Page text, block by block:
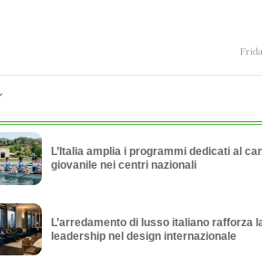
L’Italia amplia i programmi dedicati al
giovanile nei centri nazionali
L’arredamento di lusso italiano rafforza
leadership nel design internazionale